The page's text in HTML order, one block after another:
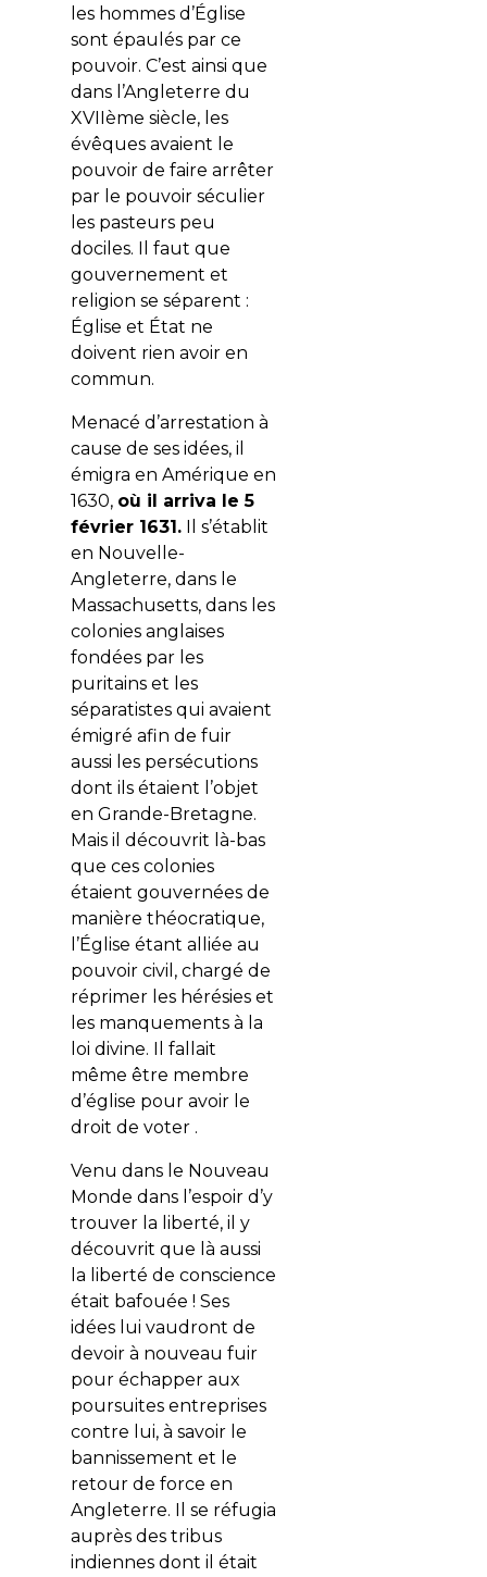
les hommes d’Église
sont épaulés par ce
pouvoir. C’est ainsi que
dans l’Angleterre du
XVIIème siècle, les
évêques avaient le
pouvoir de faire arrêter
par le pouvoir séculier
les pasteurs peu
dociles. Il faut que
gouvernement et
religion se séparent :
Église et État ne
doivent rien avoir en
commun.
Menacé d’arrestation à
cause de ses idées, il
émigra en Amérique en
1630, où il arriva le 5
février 1631.Il s’établit
en Nouvelle-
Angleterre, dans le
Massachusetts, dans les
colonies anglaises
fondées par les
puritains et les
séparatistes qui avaient
émigré afin de fuir
aussi les persécutions
dont ils étaient l’objet
en Grande-Bretagne.
Mais il découvrit là-bas
que ces colonies
étaient gouvernées de
manière théocratique,
l’Église étant alliée au
pouvoir civil, chargé de
réprimer les hérésies et
les manquements à la
loi divine. Il fallait
même être membre
d’église pour avoir le
droit de voter .
Venu dans le Nouveau
Monde dans l’espoir d’y
trouver la liberté, il y
découvrit que là aussi
la liberté de conscience
était bafouée ! Ses
idées lui vaudront de
devoir à nouveau fuir
pour échapper aux
poursuites entreprises
contre lui, à savoir le
bannissement et le
retour de force en
Angleterre. Il se réfugia
auprès des tribus
indiennes dont il était